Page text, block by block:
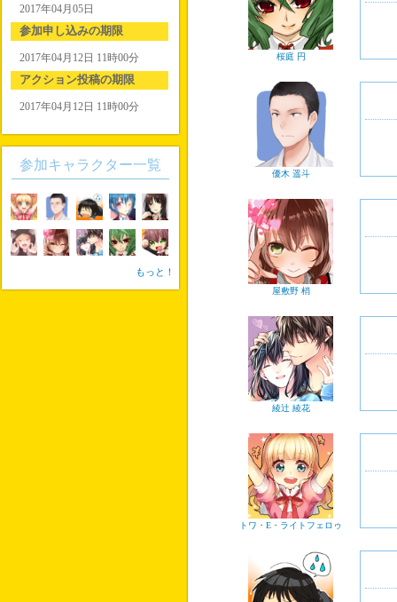
桜庭 円
優木 遥斗
屋敷野 梢
綾辻 綾花
トワ・E・ライトフェロゥ
2017年04月05日
参加申し込みの期限
2017年04月12日 11時00分
アクション投稿の期限
2017年04月12日 11時00分
参加キャラクター一覧
もっと！